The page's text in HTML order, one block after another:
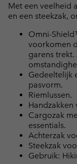
Met een veelheid
en een steekzak,
Omni-
voorkomen
garens
Gedeeltelijk
pasvorm.
Riemlussen.
Cargozak
essentials.
Achterzak
Steekzak
Gebruik: